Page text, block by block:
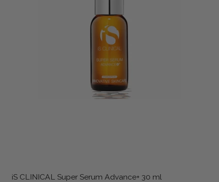
iS CLINICAL Super Serum Advance+ 30 ml